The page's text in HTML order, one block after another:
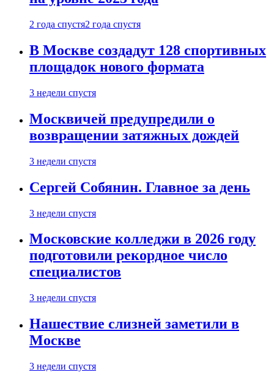
2 года спустя2 года спустя
В Москве создадут 128 спортивных
площадок нового формата
3 недели спустя
Москвичей предупредили о
возвращении затяжных дождей
3 недели спустя
Сергей Собянин. Главное за день
3 недели спустя
Московские колледжи в 2026 году
подготовили рекордное число
специалистов
3 недели спустя
Нашествие слизней заметили в
Москве
3 недели спустя